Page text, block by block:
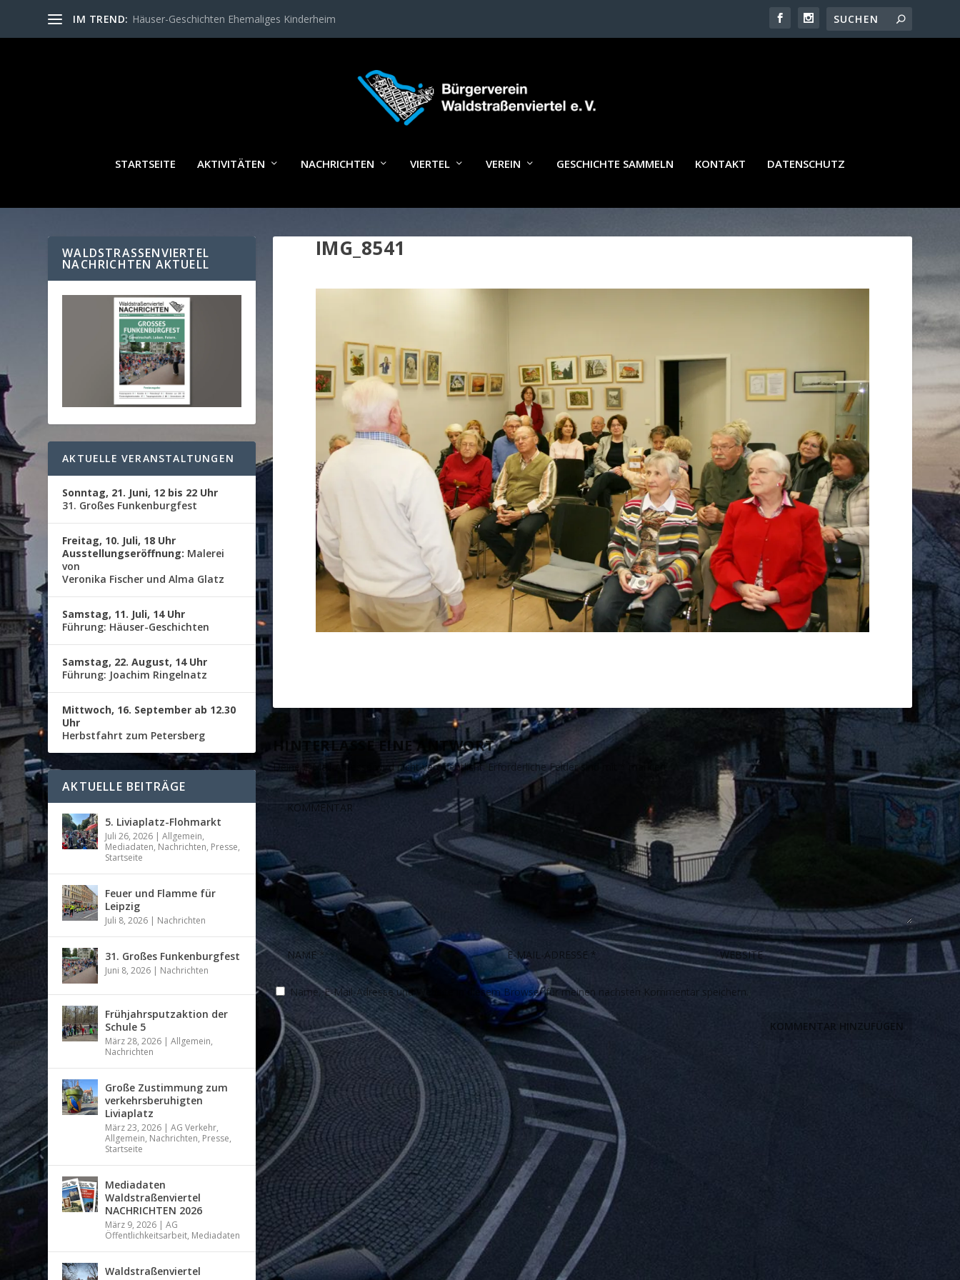
IM TREND: Häuser-Geschichten Ehemaliges Kinderheim
STARTSEITE AKTIVITÄTEN NACHRICHTEN VIERTEL VEREIN GESCHICHTE SAMMELN KONTAKT DATENSCHUTZ
IMG_8541
HINTERLASSE EINE ANTWORT
Deine E-Mail-Adresse wird nicht veröffentlicht. Erforderliche Felder sind mit
Name, E-Mail-Adresse und Website in diesem Browser für meinen nächsten Kommentar speichern.
WALDSTRASSENVIERTEL N
ACHRICHTEN AKTUELL
AKTUELLE VERANSTALTUNGEN
Sonntag, 21. Juni, 12 bis 22 Uhr
31. Großes Funkenburgfest
Freitag, 10. Juli, 18 Uhr
Ausstellungseröffnung: Malerei
von
Veronika Fischer und Alma Glatz
Samstag, 11. Juli, 14 Uhr
Führung: Häuser-Geschichten
Samstag, 22. August, 14 Uhr
Führung: Joachim Ringelnatz
Mittwoch, 16. September ab 12.30
Uhr
Herbstfahrt zum Petersberg
AKTUELLE BEITRÄGE
5. Liviaplatz-Flohmarkt
Juli 26, 2026 |Allgemein,
Mediadaten, Nachrichten, Presse,
Startseite
Feuer und Flamme für
Leipzig
Juli 8, 2026 | Nachrichten
31. Großes Funkenburgfest
Juni 8, 2026 | Nachrichten
Frühjahrsputzaktion der
Schule 5
März 28, 2026 |Allgemein,
Nachrichten
Große Zustimmung zum
verkehrsberuhigten
Liviaplatz
März 23, 2026 |AG Verkehr,
Allgemein, Nachrichten, Presse,
Startseite
Mediadaten
Waldstraßenviertel
NACHRICHTEN 2026
März 9, 2026 |AG
Öffentlichkeitsarbeit, Mediadaten
Waldstraßenviertel